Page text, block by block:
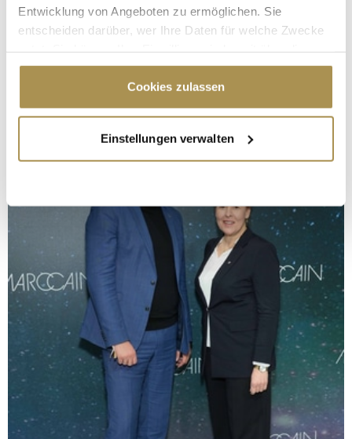
Entwicklung von Angeboten zu ermöglichen. Sie
entscheiden darüber, wer Ihre Daten für welche Zwecke
Cookie-Erklärung oder durch Klicken auf das Privacy
Trigger Symbol ändern oder widerrufen
Informationen über Ihre geografische Lage
erfassen, welche bis auf einige Meter genau sein
bestimmten Merkmalen (Fingerprinting) identifizieren
Erfahren Sie mehr darüber, wie Ihre persönlichen Daten
verarbeitet werden, und legen Sie Ihre Präferenzen im
Abschnitt Einzelheiten fest.
Wir verwenden Cookies, um Inhalte und Anzeigen zu
personalisieren, Funktionen für soziale Medien anbieten
zu können und die Zugriffe auf unsere Website zu
analysieren. Außerdem geben wir Informationen zu Ihrer
Verwendung unserer Website an unsere Partner für
soziale Medien, Werbung und Analysen weiter. Unsere
Partner führen diese Informationen möglicherweise mit
Cookies zulassen
Einstellungen verwalten